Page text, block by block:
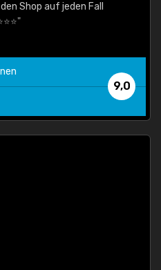
Shop auf jeden Fall
9,0